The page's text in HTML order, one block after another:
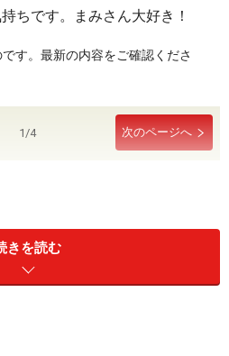
ちです。まみさん大好き！
す。最新の内容をご確認くださ
1/4 次のページへ
きを読む